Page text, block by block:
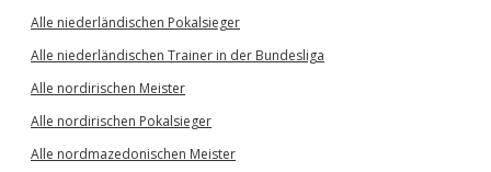
Alle niederländischen Pokalsieger
Alle niederländischen Trainer in der Bundesliga
Alle nordirischen Meister
Alle nordirischen Pokalsieger
Alle nordmazedonischen Meister